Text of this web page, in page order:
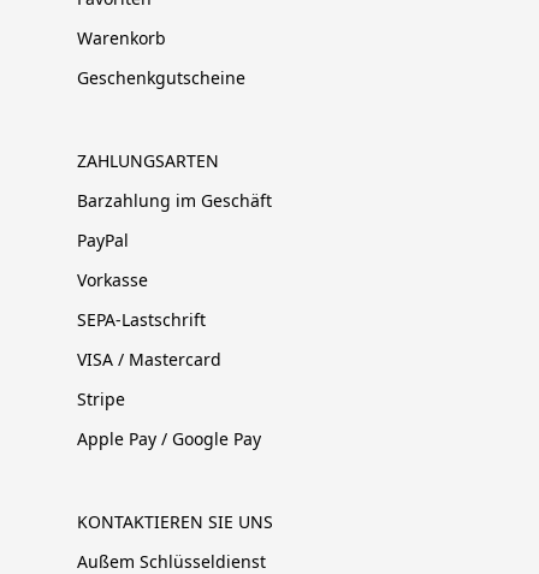
Warenkorb
Geschenkgutscheine
ZAHLUNGSARTEN
Barzahlung im Geschäft
PayPal
Vorkasse
SEPA-Lastschrift
VISA / Mastercard
Stripe
Apple Pay / Google Pay
KONTAKTIEREN SIE UNS
Außem Schlüsseldienst